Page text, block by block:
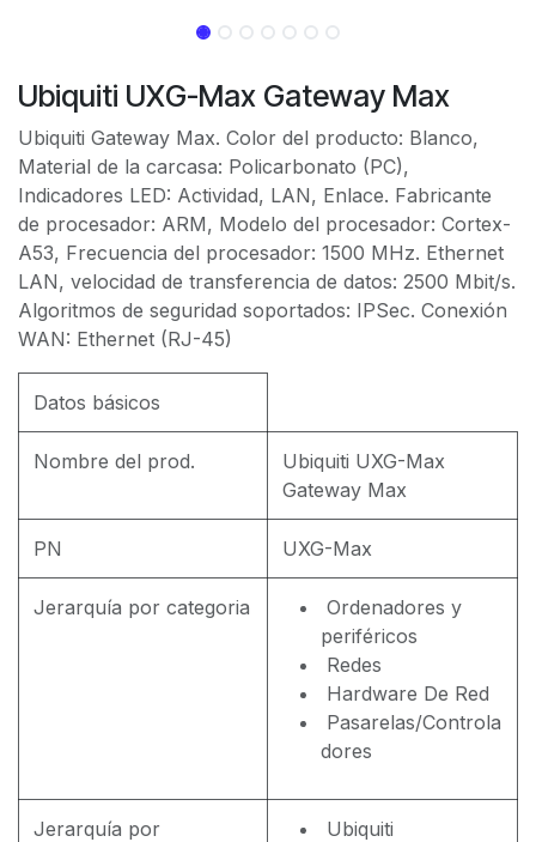
Ubiquiti UXG-Max Gateway Max
Ubiquiti Gateway Max. Color del producto: Blanco,
Material de la carcasa: Policarbonato (PC),
Indicadores LED: Actividad, LAN, Enlace. Fabricante
de procesador: ARM, Modelo del procesador: Cortex-
A53, Frecuencia del procesador: 1500 MHz. Ethernet
LAN, velocidad de transferencia de datos: 2500 Mbit/s.
Algoritmos de seguridad soportados: IPSec. Conexión
WAN: Ethernet (RJ-45)
Datos básicos
Nombre del prod.
Ubiquiti UXG-Max
Gateway Max
PN UXG-Max
Jerarquía por categoria
Ordenadores y
periféricos
Redes
Hardware De Red
Pasarelas/Controla
dores
Jerarquía por
Ubiquiti